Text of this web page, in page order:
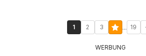
1 2 3 ... 19
WERBUNG